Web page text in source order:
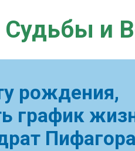
Судьбы и
рождения,
график